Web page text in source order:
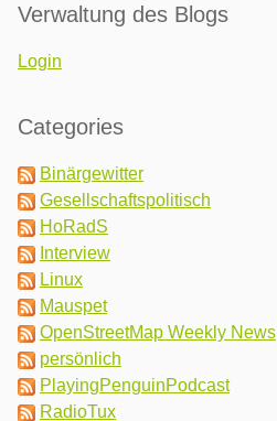
Verwaltung des Blogs
Login
Categories
Binärgewitter
Gesellschaftspolitisch
HoRadS
Interview
Linux
Mauspet
OpenStreetMap Weekly News
persönlich
PlayingPenguinPodcast
RadioTux